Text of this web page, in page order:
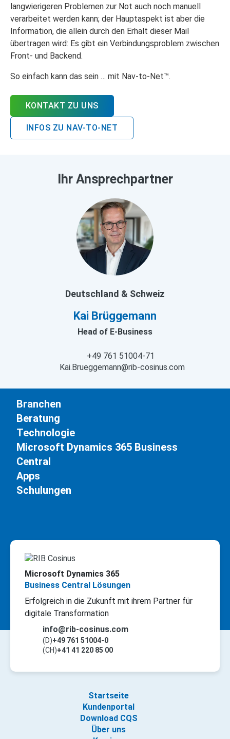
langwierigeren Problemen zur Not auch noch manuell
verarbeitet werden kann; der Hauptaspekt ist aber die
Information, die allein durch den Erhalt dieser Mail
übertragen wird: Es gibt ein Verbindungsproblem zwischen
Front- und Backend.
So einfach kann das sein … mit Nav-to-Net™.
KONTAKT ZU UNS
INFOS ZU NAV-TO-NET
Ihr Ansprechpartner
Deutschland & Schweiz
Kai Brüggemann
Head of E-Business
+49 761 51004-71
Kai.Brueggemann@rib-cosinus.com
Branchen
Beratung
Technologie
Microsoft Dynamics 365 Business
Central
Apps
Schulungen
Microsoft Dynamics 365
Business Central Lösungen
Erfolgreich in die Zukunft mit ihrem Partner für
digitale Transformation
info@rib-cosinus.com
(D)+49 761 51004-0
(CH)+41 41 220 85 00
Startseite
Kundenportal
Download CQS
Über uns